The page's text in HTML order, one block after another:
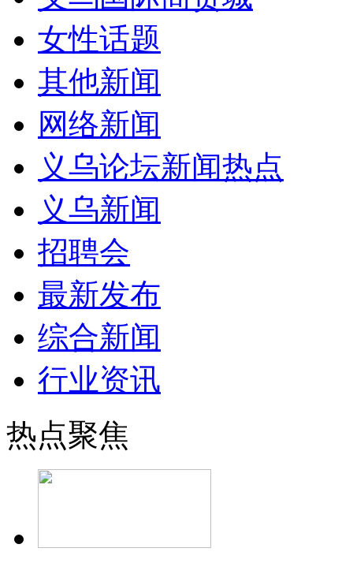
女性话题
其他新闻
网络新闻
义乌论坛新闻热点
义乌新闻
招聘会
最新发布
综合新闻
行业资讯
热点聚焦